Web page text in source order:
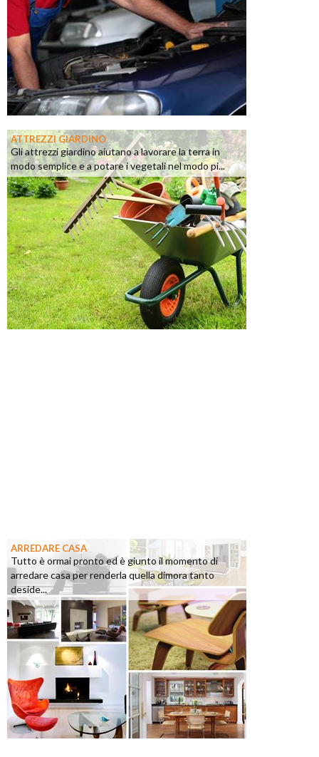
ATTREZZI GIARDINO
Gli attrezzi giardino aiutano a lavorare la terra in
modo semplice e a potare i vegetali nel modo pi...
ARREDARE CASA
Tutto è ormai pronto ed è giunto il momento di
arredare casa per renderla quella dimora tanto
deside...